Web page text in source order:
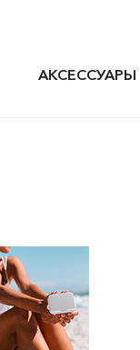
АКСЕССУАРЫ